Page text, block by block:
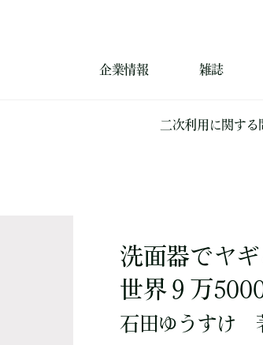
企業情報 雑誌
二次利用に関する
洗面器でヤ
世界９万
石田ゆうすけ